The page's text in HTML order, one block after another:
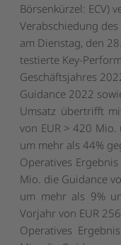
Börsenkürzel: ECV)
Verabschiedung
am Dienstag, den
testierte Key-
Geschäftsjahres
Guidance 2022
Umsatz übertrifft
von EUR > 420
um mehr als 44%
Operatives
Mio. die Guidance
um mehr als 9%
Vorjahr von EUR
Operatives